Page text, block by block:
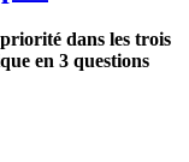
dans les trois
en 3 questions